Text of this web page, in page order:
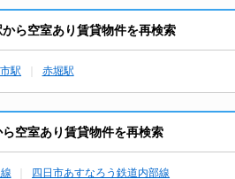
ら空室あり賃貸物件を再検索
駅 赤堀駅
空室あり賃貸物件を再検索
四日市あすなろう鉄道内部線